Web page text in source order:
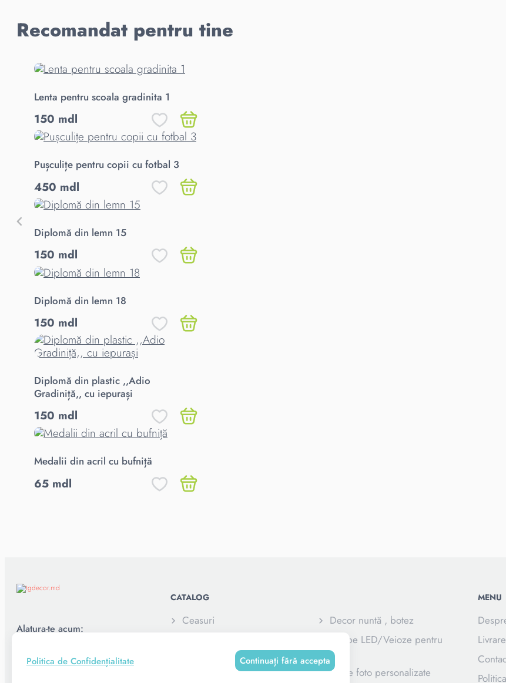
Recomandat pentru tine
Lenta pentru scoala gradinita 1
150 mdl
Pușculițe pentru copii cu fotbal 3
450 mdl
Diplomă din lemn 15
150 mdl
Diplomă din lemn 18
150 mdl
Diplomă din plastic ,,Adio
Gradiniță,, cu iepurași
150 mdl
Medalii din acril cu bufniță
65 mdl
Alatura-te acum:
CATALOG
Ceasuri
Decor nuntă , botez
Lampe LED/Veioze pentru
copii
Rame foto personalizate
MENU
Politica de Confidențialitate Continuați fără accepta